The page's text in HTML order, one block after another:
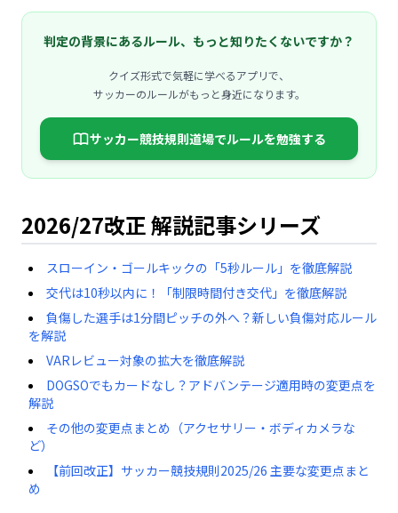
判定の背景にあるルール、もっと知りたくないですか？
クイズ形式で気軽に学べるアプリで、
サッカーのルールがもっと身近になります。
サッカー競技規則道場でルールを勉強する
2026/27改正 解説記事シリーズ
スローイン・ゴールキックの「5秒ルール」を徹底解説
交代は10秒以内に！「制限時間付き交代」を徹底解説
負傷した選手は1分間ピッチの外へ？新しい負傷対応ルール
を解説
VARレビュー対象の拡大を徹底解説
DOGSOでもカードなし？アドバンテージ適用時の変更点を
解説
その他の変更点まとめ（アクセサリー・ボディカメラな
ど）
【前回改正】サッカー競技規則2025/26 主要な変更点まと
め